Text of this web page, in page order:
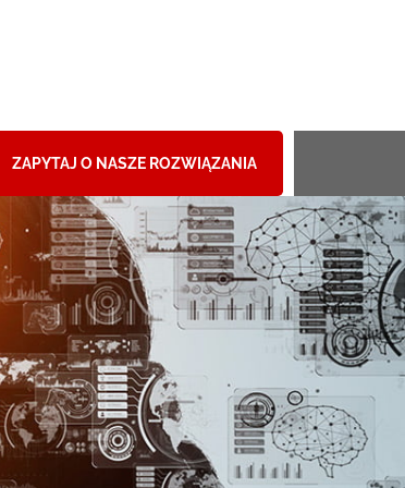
ZAPYTAJ O NASZE ROZWIĄZANIA